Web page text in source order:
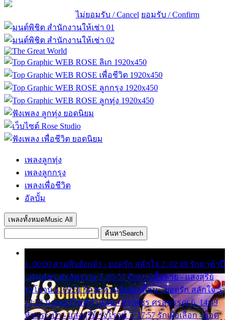
ไม่ยอมรับ / Cancel ยอมรับ / Confirm
เพลงลูกทุ่ง
เพลงลูกกรุง
เพลงเพื่อชีวิต
อัลบั้ม
เพลงทั้งหมด Music All
ค้นหาSearch
1. 00:00 สามสิบยังแจ๋ว - ยอดรัก สลักใจ 2. 02:49 รักมาห้าปี
- ศรเพชร ศรสุพรรณ 3. 05:57 รักสาวเสื้อลาย - แสงสุรีย์
รุ่งโรจน์ 4. 09:51 รักสะท้านดินสะเทือน - ยอดรัก สลักใจ 5.
12:23 มอเตอร์ไซค์ทำหล่น - ศรเพชร ศรสุพรรณ 6. 14:49
หิ้วกระเป๋า - แสงสุรีย์ รุ่งโรจน์ 7. 17:57 รักเผื่อเลือก - ยอด